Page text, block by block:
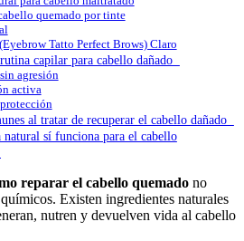
quemado por tinte
Tatto Perfect Brows) Claro
capilar para cabello dañado
agresión
activa
al tratar de recuperar el cabello dañado
natural sí funciona para el cabello
reparar el cabello quemado no
Existen ingredientes naturales
nutren y devuelven vida al cabello